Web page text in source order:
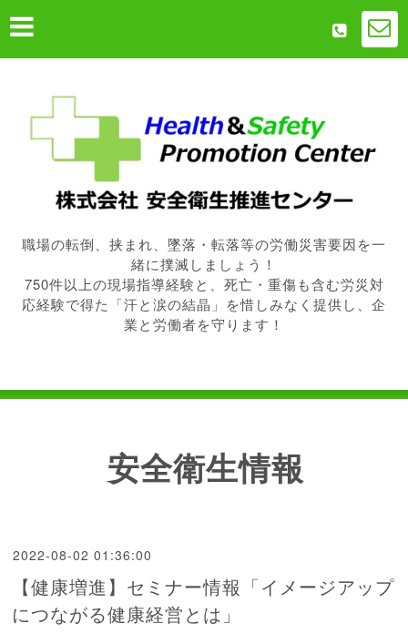
職場の転倒、挟まれ、墜落・転落等の労働災害要因を一
緒に撲滅しましょう！
750件以上の現場指導経験と、死亡・重傷も含む労災対
応経験で得た「汗と涙の結晶」を惜しみなく提供し、企
業と労働者を守ります！
安全衛生情報
2022-08-02 01:36:00
【健康増進】セミナー情報「イメージアップ
につながる健康経営とは」